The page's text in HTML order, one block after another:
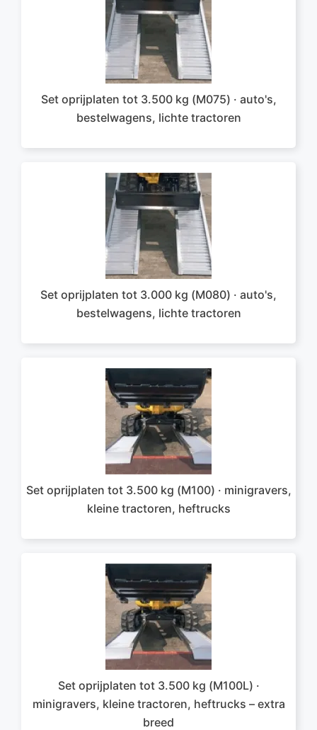
Set oprijplaten tot 3.500 kg (M075) · auto's,
bestelwagens, lichte tractoren
Set oprijplaten tot 3.000 kg (M080) · auto's,
bestelwagens, lichte tractoren
Set oprijplaten tot 3.500 kg (M100) · minigravers,
kleine tractoren, heftrucks
Set oprijplaten tot 3.500 kg (M100L) ·
minigravers, kleine tractoren, heftrucks – extra
breed